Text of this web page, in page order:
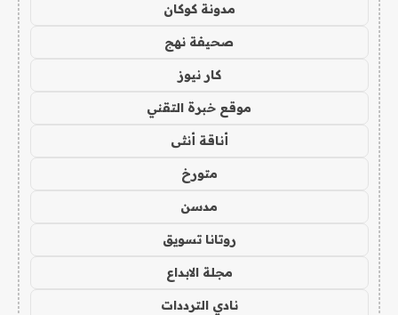
مدونة كوكان
صحيفة نهج
كار نيوز
موقع خبرة التقني
أناقة أنثى
متورخ
مدسن
روتانا تسويق
مجلة الابداع
نادي الترددات